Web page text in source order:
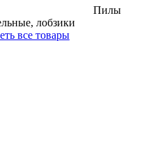
Пилы
лобзики
все товары